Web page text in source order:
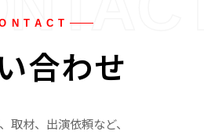
合わせ
取材、出演依頼など、